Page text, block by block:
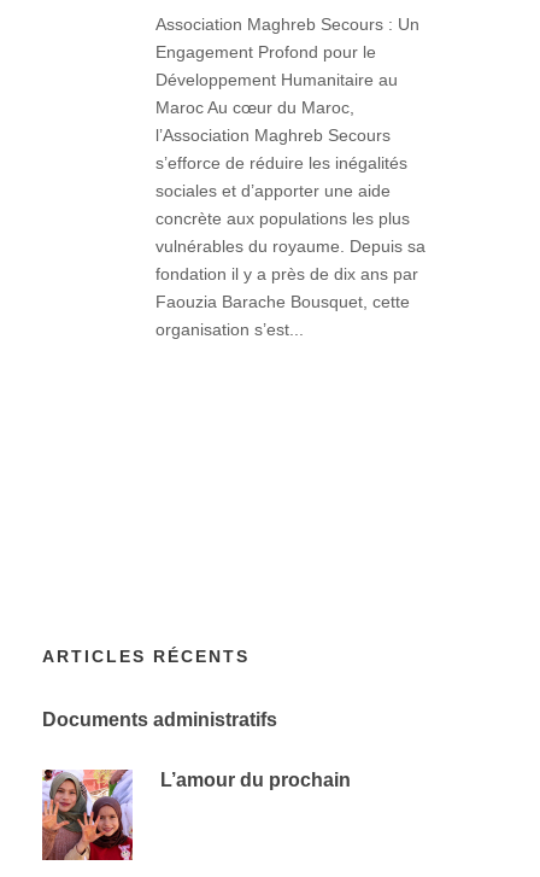
Association Maghreb Secours : Un
Engagement Profond pour le
Développement Humanitaire au
Maroc Au cœur du Maroc,
l’Association Maghreb Secours
s’efforce de réduire les inégalités
sociales et d’apporter une aide
concrète aux populations les plus
vulnérables du royaume. Depuis sa
fondation il y a près de dix ans par
Faouzia Barache Bousquet, cette
organisation s’est...
ARTICLES RÉCENTS
Documents administratifs
L’amour du prochain